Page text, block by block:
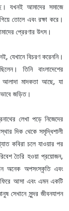
যখনই আমাদের সমাজে
তোলে এবং রক্ষা করে।
প্রেরণার উৎস।
যেখানে বিচরণ করেননি।
তিনি বাংলাদেশের
আলাদা মাদকতা আছে, যা
জড়িত।
লেখা পড়ে নিজেদের
দিক থেকে সমৃদ্ধিশালী
কবিরা চলে যাওয়ার পর
তৈরি হওয়া প্রয়োজন,
অনেক অপসংস্কৃতি এবং
আসা এবং এমন একটি
সেখানে সুন্দর জীবনযাপন